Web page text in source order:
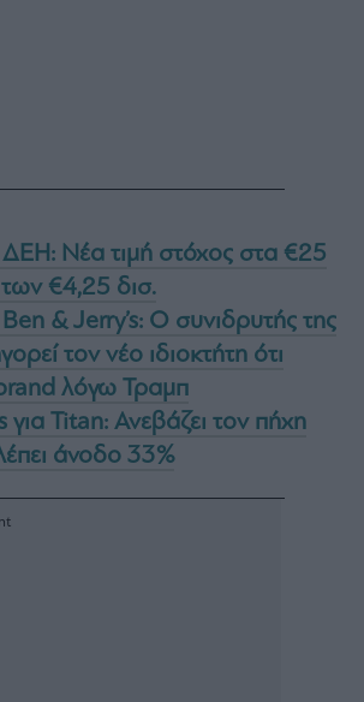
Νέα τιμή στόχος στα €25
€4,25 δισ.
& Jerry’s: Ο συνιδρυτής της
τον νέο ιδιοκτήτη ότι
λόγω Τραμπ
για Titan: Ανεβάζει τον πήχη
άνοδο 33%